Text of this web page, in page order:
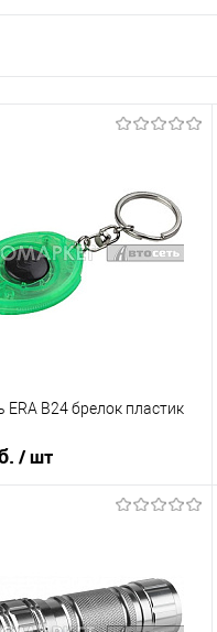
ERA B24 брелок пластик
/ шт
К сравнению
В наличии